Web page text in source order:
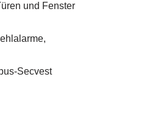
und Fenster
Secvest